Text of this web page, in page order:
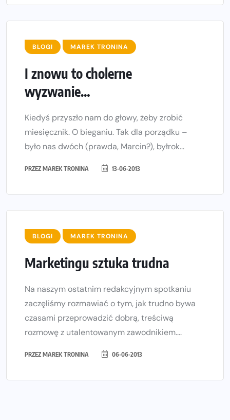
BLOGI MAREK TRONINA
I znowu to cholerne
wyzwanie…
Kiedyś przyszło nam do głowy, żeby zrobić
miesięcznik. O bieganiu. Tak dla porządku –
było nas dwóch (prawda, Marcin?), byłrok...
PRZEZ MAREK TRONINA 13-06-2013
BLOGI MAREK TRONINA
Marketingu sztuka trudna
Na naszym ostatnim redakcyjnym spotkaniu
zaczęliśmy rozmawiać o tym, jak trudno bywa
czasami przeprowadzić dobrą, treściwą
rozmowę z utalentowanym zawodnikiem....
PRZEZ MAREK TRONINA 06-06-2013